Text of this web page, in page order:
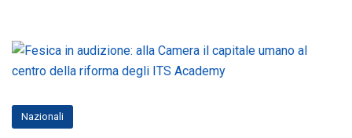
Nazionali